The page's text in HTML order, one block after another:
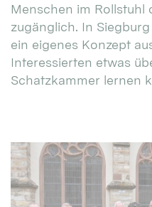
Menschen im
zugänglich. In
ein eigenes Konzept
Interessierten etwas
Schatzkammer lernen